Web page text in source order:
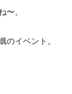
〜。
のイベント。